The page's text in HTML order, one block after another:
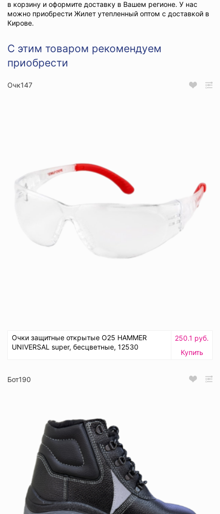
в корзину и оформите доставку в Вашем регионе. У нас
можно приобрести Жилет утепленный оптом с доставкой в
Кирове.
С этим товаром рекомендуем
приобрести
Очк147
Очки защитные открытые О25 HAMMER
UNIVERSAL super, бесцветные, 12530
250.1 руб.
Купить
Бот190